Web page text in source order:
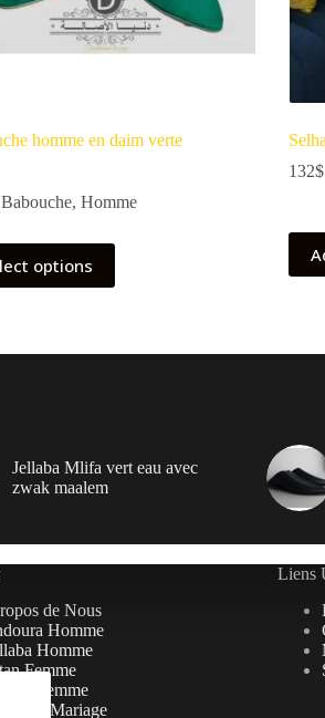
homme en daim verte
Babouche, Homme
options
132$
Jellaba Mlifa vert eau avec
zwak maalem
de Nous
Homme
Homme
Femme
Femme
Mariage
Liens